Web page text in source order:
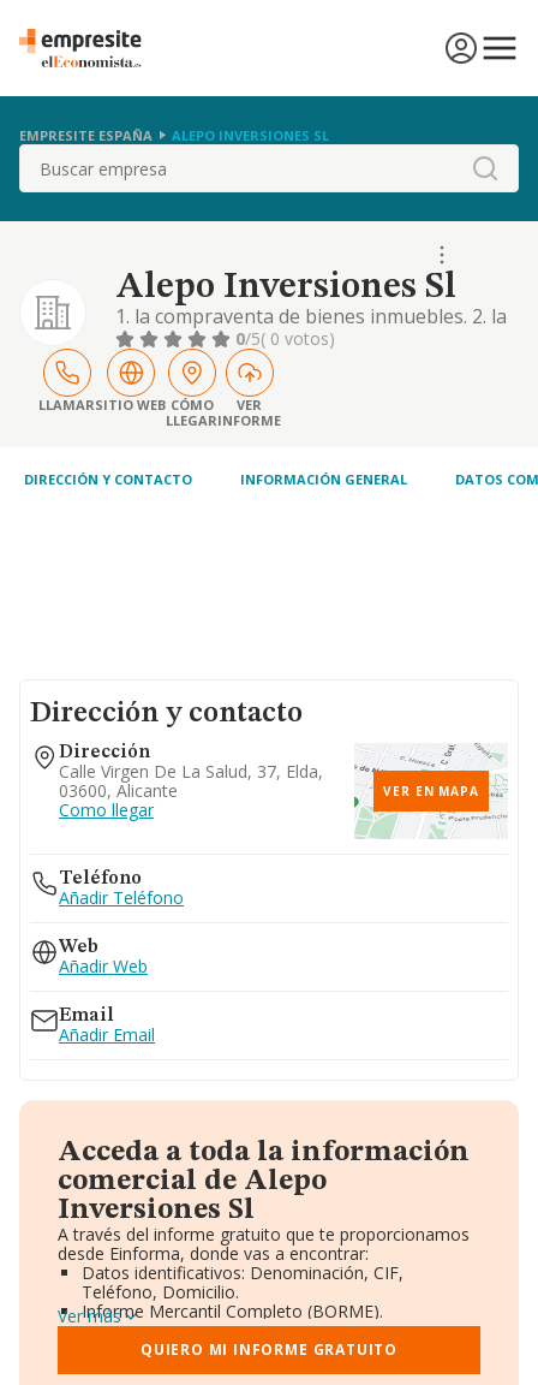
EMPRESITE ESPAÑA ALEPO INVERSIONES SL
Buscar
Alepo Inversiones Sl
1. la compraventa de bienes inmuebles. 2. la
compraventa de maquinaria. 3. la
compraventa de valores mobiliarios por
cuenta propia con exclusion de las
actividades correspondientes a las
instituciones de inversion colect
0/5( 0 votos)
LLAMARSITIO WEB CÓMO
LLEGAR
VER
INFORME
DIRECCIÓN Y CONTACTO INFORMACIÓN GENERAL DATOS
Dirección y contacto
Dirección
Calle Virgen De La Salud, 37, Elda,
03600, Alicante
Como llegar
VER EN MAPA
Teléfono
Añadir Teléfono
Web
Añadir Web
Email
Añadir Email
Acceda a toda la información
comercial de Alepo
Inversiones Sl
A través del informe gratuito que te proporcionamos
desde Einforma, donde vas a encontrar:
Datos identificativos: Denominación, CIF,
Teléfono, Domicilio.
Informe Mercantil Completo (BORME).
Gráficos de Evolución Ventas y Empleados.
Consejo de Administración y Administradores.
Directivos y Ejecutivos.
Ver más
QUIERO MI INFORME GRATUITO